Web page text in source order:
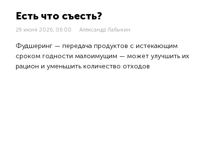
Есть что съесть?
29 июня 2026, 06:00 Александр Лабыкин
Фудшеринг — передача продуктов с истекающим
сроком годности малоимущим — может улучшить их
рацион и уменьшить количество отходов